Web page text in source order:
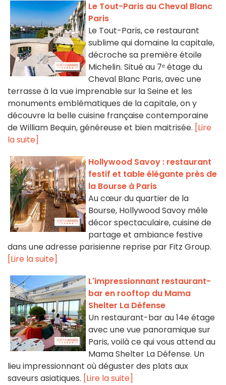
Le Tout-Paris au Cheval Blanc
Paris
Le Tout-Paris, ce restaurant
sublime qui domaine la capitale,
décroche sa première étoile
Michelin. Situé au 7ᵉ étage du
Cheval Blanc Paris, avec une
terrasse à la vue imprenable sur la Seine et les
monuments emblématiques de la capitale, on y
découvre la belle cuisine française contemporaine
de William Bequin, généreuse et bien maitrisée. [Lire
la suite]
Hollywood Savoy : restaurant
festif et table élégante près de
la Bourse à Paris
Au cœur du quartier de la
Bourse, Hollywood Savoy mêle
décor spectaculaire, cuisine de
partage et ambiance festive
dans une adresse parisienne reprise par Fitz Group.
[Lire la suite]
L'impressionnant restaurant-
bar en rooftop du Mama
Shelter La Défense
Un restaurant-bar au 14e étage
avec une vue panoramique sur
Paris, voilà ce qui vous attend au
Mama Shelter La Défense. Un
lieu impressionnant où déguster des plats aux
saveurs asiatiques. [Lire la suite]